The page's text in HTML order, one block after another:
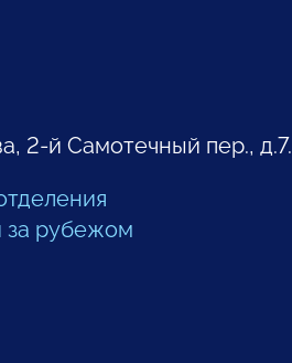
2-й Самотечный пер., д.7.
за рубежом